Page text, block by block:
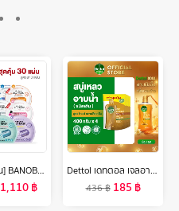
[เซ็ต 30 แผ่น] BANOBAGI Jelly Mask 10 สูตร (สูตรละ 3 แผ่น) บาโนบากิเจลลี่มาส์กแผ่นมาร์คหน้า
1,110฿
Dettol เดทตอล เจลอาบน้ำแบบถุงเติม สบู่เหลวเดทตอล แอนตี้แบคทีเรีย ถุงเติม 400มล.X4 (เลือกสูตรด้านใน)
436฿ 185 ฿